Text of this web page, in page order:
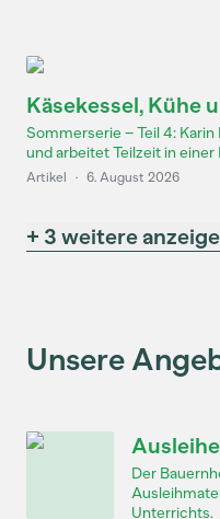
Käsekessel, Kühe
Sommerserie – Teil 4:
und arbeitet Teilzeit in einer
Artikel · 6. August 2026
+ 3 weitere
Unsere
Ausleihe
Der
Unterrichts.